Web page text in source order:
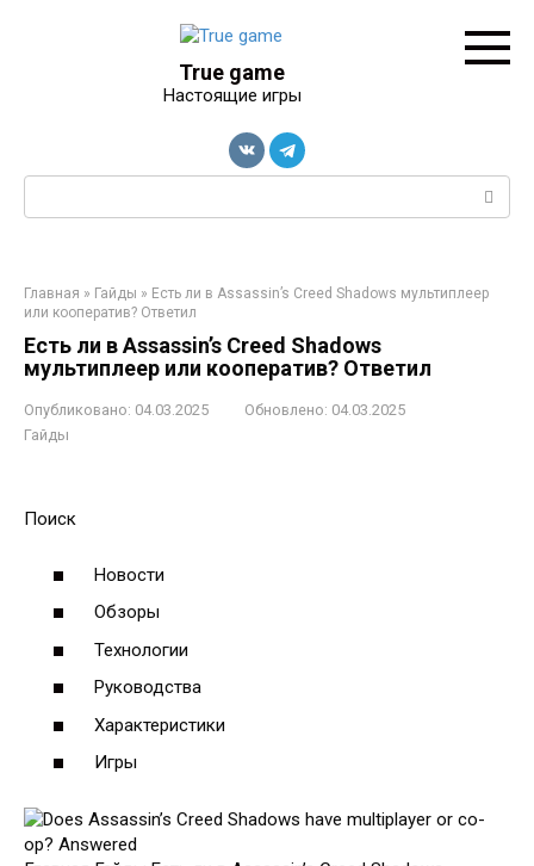
True game
Настоящие игры
Поиск:
Главная » Гайды » Есть ли в Assassin’s Creed Shadows мультиплеер
или кооператив? Ответил
Есть ли в Assassin’s Creed Shadows
мультиплеер или кооператив? Ответил
Опубликовано: 04.03.2025 Обновлено: 04.03.2025
Гайды
Поиск
Новости
Обзоры
Технологии
Руководства
Характеристики
Игры